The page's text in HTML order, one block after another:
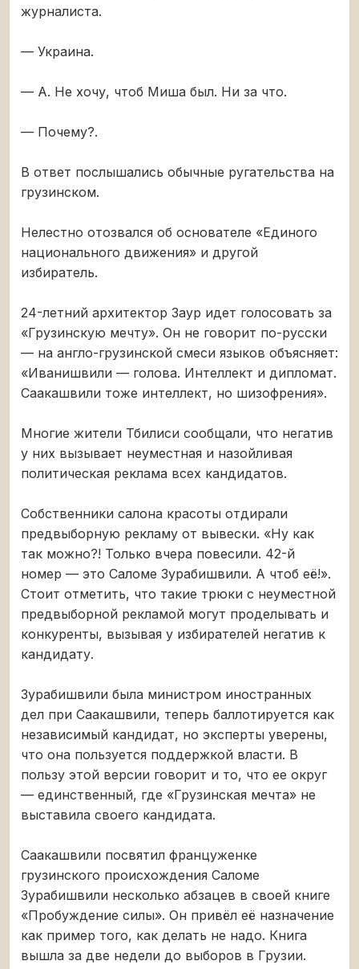
журналиста.
— Украина.
— А. Не хочу, чтоб Миша был. Ни за что.
— Почему?.
В ответ послышались обычные ругательства на
грузинском.
Нелестно отозвался об основателе «Единого
национального движения» и другой
избиратель.
24-летний архитектор Заур идет голосовать за
«Грузинскую мечту». Он не говорит по-русски
— на англо-грузинской смеси языков объясняет:
«Иванишвили — голова. Интеллект и дипломат.
Саакашвили тоже интеллект, но шизофрения».
Многие жители Тбилиси сообщали, что негатив
у них вызывает неуместная и назойливая
политическая реклама всех кандидатов.
Собственники салона красоты отдирали
предвыборную рекламу от вывески. «Ну как
так можно?! Только вчера повесили. 42-й
номер — это Саломе Зурабишвили. А чтоб её!».
Стоит отметить, что такие трюки с неуместной
предвыборной рекламой могут проделывать и
конкуренты, вызывая у избирателей негатив к
кандидату.
Зурабишвили была министром иностранных
дел при Саакашвили, теперь баллотируется как
независимый кандидат, но эксперты уверены,
что она пользуется поддержкой власти. В
пользу этой версии говорит и то, что ее округ
— единственный, где «Грузинская мечта» не
выставила своего кандидата.
Саакашвили посвятил француженке
грузинского происхождения Саломе
Зурабишвили несколько абзацев в своей книге
«Пробуждение силы». Он привёл её назначение
как пример того, как делать не надо. Книга
вышла за две недели до выборов в Грузии.